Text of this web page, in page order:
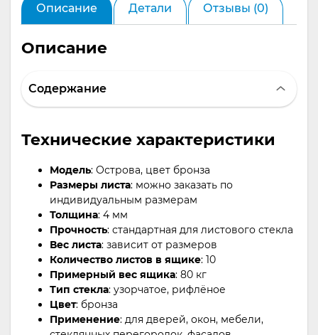
Описание Детали Отзывы (0)
Описание
Содержание
Технические характеристики
Модель: Острова, цвет бронза
Размеры листа: можно заказать по
индивидуальным размерам
Толщина: 4 мм
Прочность: стандартная для листового стекла
Вес листа: зависит от размеров
Количество листов в ящике: 10
Примерный вес ящика: 80 кг
Тип стекла: узорчатое, рифлёное
Цвет: бронза
Применение: для дверей, окон, мебели,